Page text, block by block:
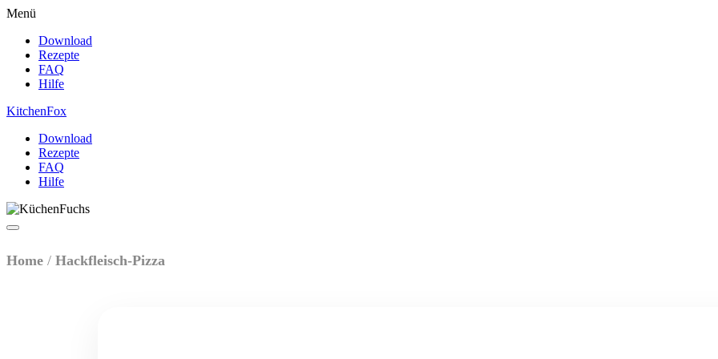
Menü
Download
Rezepte
FAQ
Hilfe
KitchenFox
Download
Rezepte
FAQ
Hilfe
Home / Hackfleisch-Pizza